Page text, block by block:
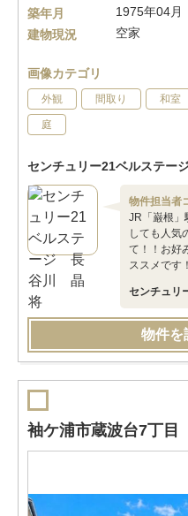
築年月
1975年04月
建物現況
空家
画像カテゴリ
外観 間取り 和室
庭
センチュリー21ベルステー
物件担当者
JR「巌根」
しても人気
て！！お好
ススメです
センチュ
物件を
袖ケ浦市蔵波台7丁